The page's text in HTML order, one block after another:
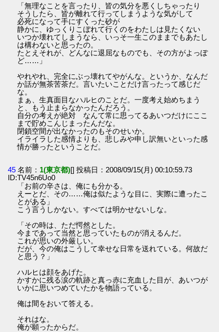
「無理なことを言ったり、皆の気分を悪くしちゃったり
そうしたら、皆が離れて行ってしまうような気がして
必死になって手にすくった砂が
静かに、ゆっくりこぼれて行くのをわたしは見たくない
いつか壊れてしまうなら、いっそ一生このままでもあたし
は構わないと思ったの。
たとえそれが、どんなに退屈なものでも、その方がよっぽ
ど……」
やれやれ、完全にぶっ壊れてやがんな。というか、なんだ
か話が無茶苦茶だ。言いたいことだけ言ったって感じだ
な。
まぁ、生真面目なハルヒのことだ。一度考え始めちまう
と、もう止まらなかったんだろう。
自分の考えが絶対 なんて常に思ってるあいつだけにここ
まで貯めこんじまったんだな。
閉鎖空間が出なかったのもそのせいか。
イライラした感情よりも、悲しみや申し訳無いといった感
情が勝ったということだ。
45 名前： 1(東京都)[] 投稿日：2008/09/15(月) 00:10:59.73
ID:TV45n6Uo0
「お前の辛さは、俺にも分かる。
えーとだ、その……俺は似たような目に、実際に遭ったこ
とがある」
こう言うしかない。すべては明かせないしな。
「その時は、ただ愕然とした。
今まであって当然と思っていたものが消えるんだ。
これが思いの外厳しい。
だが、今の俺はこうして幸せな日常を送れている。何故だ
と思う？」
ハルヒは顔をあげた。
かすかに残る涙の軌跡と真っ赤に充血した目が、あいつが
いかに思いつめていたかを物語っている。
俺は間をおいて答える。
それはな。
俺が願ったからだ。